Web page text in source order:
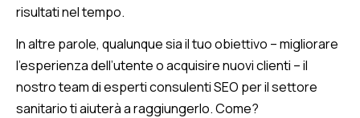
risultati nel tempo.
In altre parole, qualunque sia il tuo obiettivo – migliorare
l’esperienza dell’utente o acquisire nuovi clienti – il
nostro team di esperti consulenti SEO per il settore
sanitario ti aiuterà a raggiungerlo. Come?